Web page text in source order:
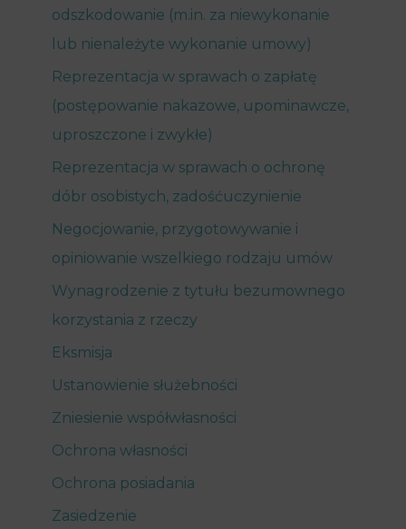
odszkodowanie (m.in. za niewykonanie
lub nienależyte wykonanie umowy)
Reprezentacja w sprawach o zapłatę
(postępowanie nakazowe, upominawcze,
uproszczone i zwykłe)
Reprezentacja w sprawach o ochronę
dóbr osobistych, zadośćuczynienie
Negocjowanie, przygotowywanie i
opiniowanie wszelkiego rodzaju umów
Wynagrodzenie z tytułu bezumownego
korzystania z rzeczy
Eksmisja
Ustanowienie służebności
Zniesienie współwłasności
Ochrona własności
Ochrona posiadania
Zasiedzenie